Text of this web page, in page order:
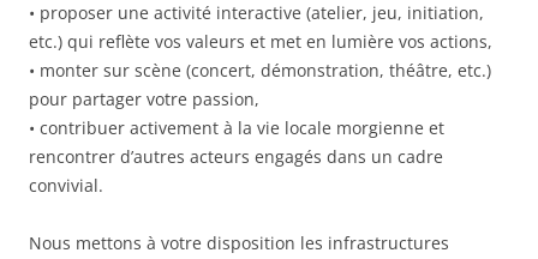
• proposer une activité interactive (atelier, jeu, initiation,
etc.) qui reflète vos valeurs et met en lumière vos actions,
• monter sur scène (concert, démonstration, théâtre, etc.)
pour partager votre passion,
• contribuer activement à la vie locale morgienne et
rencontrer d’autres acteurs engagés dans un cadre
convivial.
Nous mettons à votre disposition les infrastructures